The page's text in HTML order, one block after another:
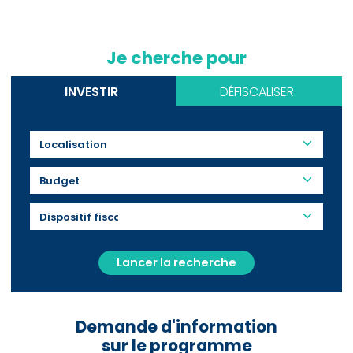
Je cherche pour
INVESTIR DÉFISCALISER
Budget
Lancer la recherche
Demande d'information
sur le programme